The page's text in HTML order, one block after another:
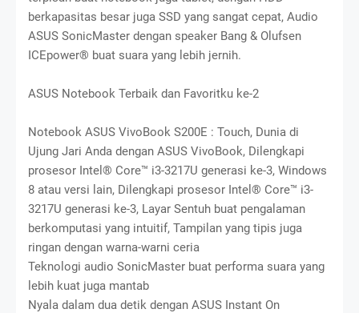
berkapasitas besar juga SSD yang sangat cepat, Audio
ASUS SonicMaster dengan speaker Bang & Olufsen
ICEpower® buat suara yang lebih jernih.
ASUS Notebook Terbaik dan Favoritku ke-2
Notebook ASUS VivoBook S200E : Touch, Dunia di
Ujung Jari Anda dengan ASUS VivoBook, Dilengkapi
prosesor Intel® Core™ i3-3217U generasi ke-3, Windows
8 atau versi lain, Dilengkapi prosesor Intel® Core™ i3-
3217U generasi ke-3, Layar Sentuh buat pengalaman
berkomputasi yang intuitif, Tampilan yang tipis juga
ringan dengan warna-warni ceria
Teknologi audio SonicMaster buat performa suara yang
lebih kuat juga mantab
Nyala dalam dua detik dengan ASUS Instant On